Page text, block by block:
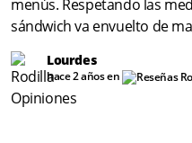
menús. Respetando las
sándwich va envuelto de
Lourdes
hace 2 años en